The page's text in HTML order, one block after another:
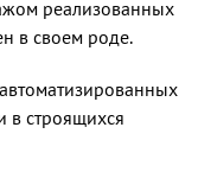
реализованных
в своем роде.
в строящихся